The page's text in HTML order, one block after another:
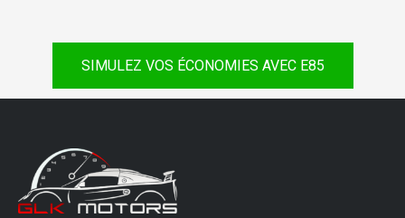
SIMULEZ VOS ÉCONOMIES AVEC E85